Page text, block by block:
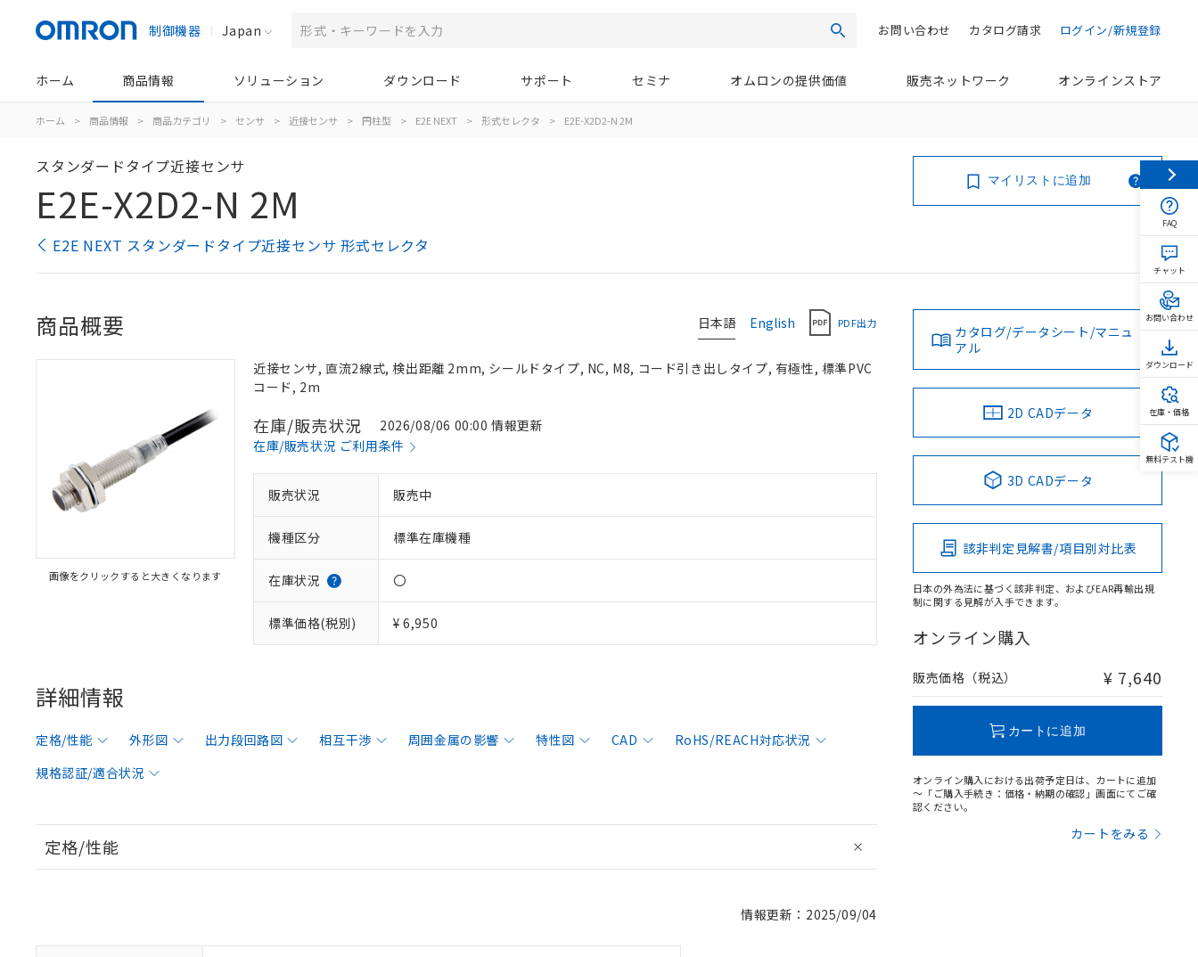
制御機器 Japan 検索 ログイン/新規登録
カタログ請求
お問い合わせ
ホーム 商品情報 ソリューション ダウンロード サポート セミナ オムロンの提供価値 販売ネットワーク オンラインストア
ホーム > 商品情報 > 商品カテゴリ > センサ > 近接センサ > 円柱型 > E2E NEXT > 形式セレクタ > E2E-X2D2-N 2M
スタンダードタイプ近接センサ
E2E-X2D2-N 2M
E2E NEXT スタンダードタイプ近接センサ 形式セレクタ
マイリストに追加
日本語 English PDF出力
商品概要
画像をクリックすると大きくなります
近接センサ, 直流2線式, 検出距離 2mm, シールドタイプ, NC, M8, コード引き出しタイプ, 有極性, 標準PVC
コード, 2m
在庫/販売状況
2026/08/06 00:00 情報更新
在庫/販売状況 ご利用条件
販売状況 販売中
機種区分 標準在庫機種
在庫状況 〇
標準価格(税別) ¥ 6,950
詳細情報
定格/性能 外形図 出力段回路図 相互干渉 周囲金属の影響 特性図 CAD
RoHS/REACH対応状況
規格認証/適合状況
定格/性能
情報更新：2025/09/04
カタログ/データシート/マニュ
アル
2D CADデータ
3D CADデータ
該非判定見解書/項目別対比表
日本の外為法に基づく該非判定、およびEAR再輸出規
制に関する見解が入手できます。
オンライン購入
販売価格（税込） ¥ 7,640
カートに追加
オンライン購入における出荷予定日は、カートに追加
～「ご購入手続き：価格・納期の確認」画面にてご確
認ください。
カートをみる
FAQ
チャット
お問い合わせ
ダウンロード
在庫・価格
無料テスト機